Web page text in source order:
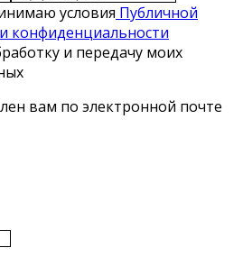
условия Публичной
конфиденциальности
и передачу моих
вам по электронной почте